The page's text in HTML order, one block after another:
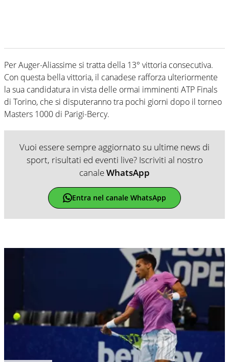
Per Auger-Aliassime si tratta della 13° vittoria consecutiva.
Con questa bella vittoria, il canadese rafforza ulteriormente
la sua candidatura in vista delle ormai imminenti ATP Finals
di Torino, che si disputeranno tra pochi giorni dopo il torneo
Masters 1000 di Parigi-Bercy.
Vuoi essere sempre aggiornato su ultime news di
sport, risultati ed eventi live? Iscriviti al nostro
canaleWhatsApp
Entra nel canale WhatsApp